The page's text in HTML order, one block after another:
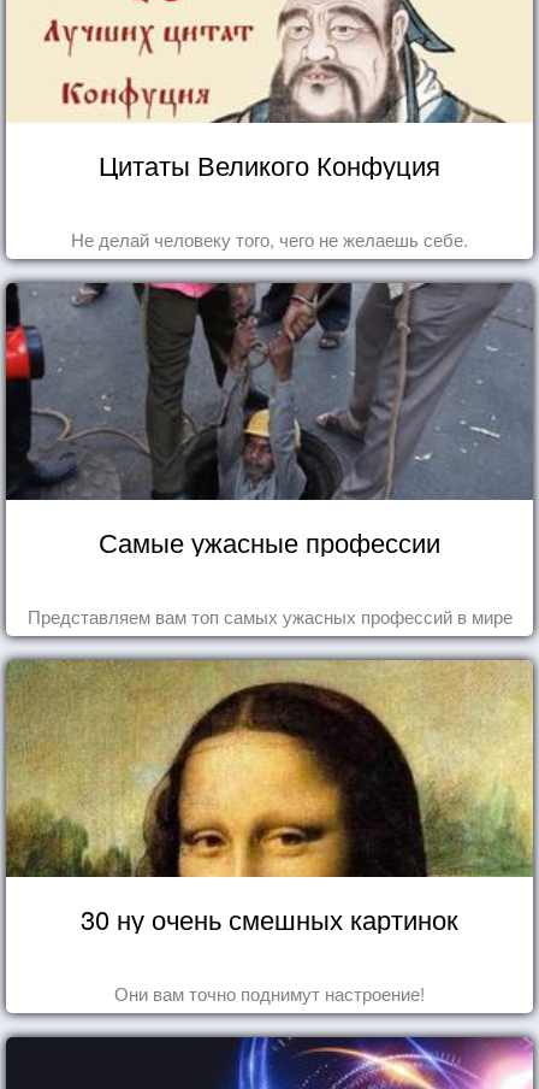
Цитаты Великого Конфуция
Не делай человеку того, чего не желаешь себе.
Самые ужасные профессии
Представляем вам топ самых ужасных профессий в мире
30 ну очень смешных картинок
Они вам точно поднимут настроение!